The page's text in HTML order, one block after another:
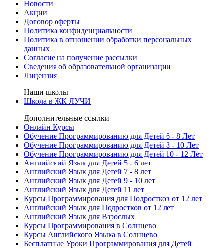
Новости
Акции
Договор оферты
Политика конфиденциальности
Политика в отношении обработки персональных
данных
Согласие на получение рассылки
Сведения об образовательной организации
Лицензия
Наши школы
Школа в ЖК ЛУЧИ
Дополнительные ссылки
Онлайн Курсы
Обучение Программированию для Детей 6 - 8 Лет
Обучение Программированию для Детей 8 - 10 Лет
Обучение Программированию для Детей 10 - 12 Лет
Английский Язык для Детей 5 - 6 лет
Английский Язык для Детей 7 - 8 лет
Английский Язык для Детей 9 - 10 лет
Английский Язык для Детей 11 лет
Курсы Программирования для Подростков от 12 лет
Английский Язык для Подростков от 12 лет
Английский Язык для Взрослых
Курсы Программирования в Солнцево
Курсы Английского Языка в Солнцево
Бесплатные Уроки Программирования для Детей